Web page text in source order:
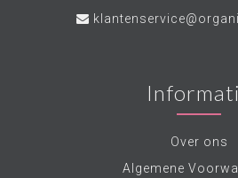
Over ons
Algemene